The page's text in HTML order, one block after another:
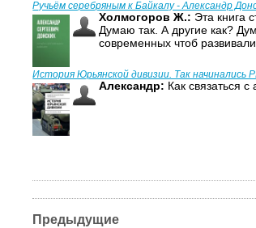
Ручьём серебряным к Байкалу - Александр
Холмогоров Ж.: Эта книга
Думаю так. А другие как?
современных чтоб
История Юрьянской дивизии. Так начинались
Александр: Как связаться с
Предыдущие